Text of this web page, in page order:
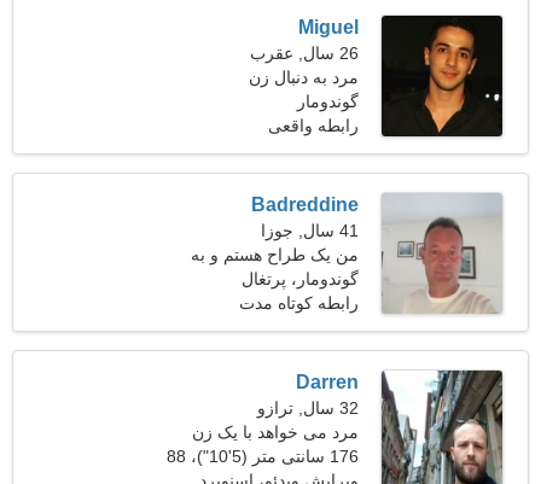
Miguel
26 سال, عقرب
مرد به دنبال زن
گوندومار
رابطه واقعی
Badreddine
41 سال, جوزا
من یک طراح هستم و به
دنبال یک زن احساسی هستم
گوندومار، پرتغال
رابطه کوتاه مدت
Darren
32 سال, ترازو
مرد می خواهد با یک زن
ملاقات کند
176 سانتی متر (5'10")، 88